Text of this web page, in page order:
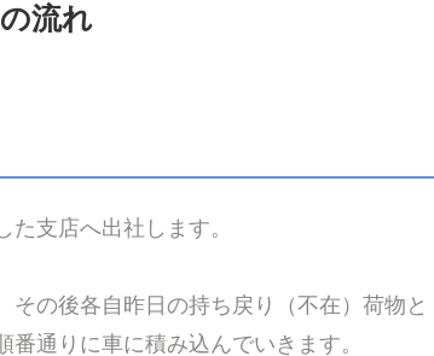
流れ
た支店へ出社します。
その後各自昨日の持ち戻り（不在）荷物と
番通りに車に積み込んでいきます。